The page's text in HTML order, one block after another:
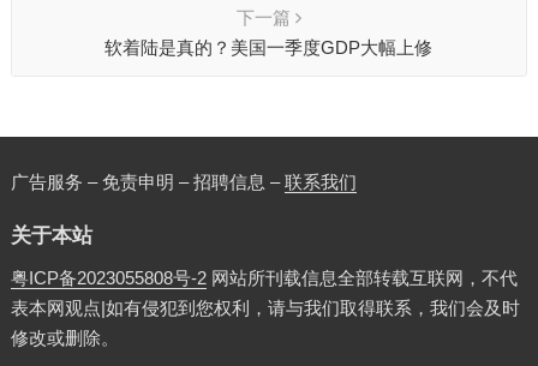
下一篇
软着陆是真的？美国一季度GDP大幅上修
广告服务 – 免责申明 – 招聘信息 –联系我们
关于本站
粤ICP备2023055808号-2网站所刊载信息全部转载互联网，不代
表本网观点|如有侵犯到您权利，请与我们取得联系，我们会及时
修改或删除。